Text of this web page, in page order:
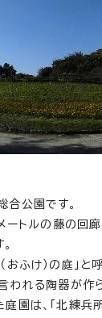
合公園です。
トルの藤の回廊
おふけ）の庭」と
われる陶器が作
園は、「北練兵所